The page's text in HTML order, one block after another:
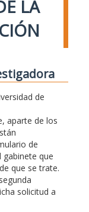
LA
de
aparte de los
de
gabinete que
que se trate.
solicitud a